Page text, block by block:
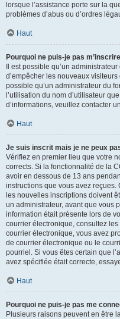
lorsque l’assistance porte sur la
problèmes d’abus ou d’ordres
Haut
Pourquoi ne puis-je pas
Il est possible qu’un
d’empêcher les nouveaux
possible qu’un administrateur du
l’utilisation du nom d’utilisateur
d’informations, veuillez contacter
Haut
Je suis inscrit mais je ne peux
Vérifiez en premier lieu que votre
corrects. Si la fonctionnalité de la
avoir en dessous de 13 ans
instructions que vous avez
les nouvelles inscriptions doivent
un administrateur, avant que vous
information était présente lors de
courrier électronique, consultez
courrier électronique, vous avez
de courrier électronique ou le
pourriel. Si vous êtes certain que
avez spécifiée était correcte,
Haut
Pourquoi ne puis-je pas me
Plusieurs raisons peuvent en être